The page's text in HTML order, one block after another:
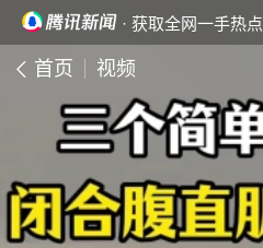
· 获取全网一手热点
首页 视频